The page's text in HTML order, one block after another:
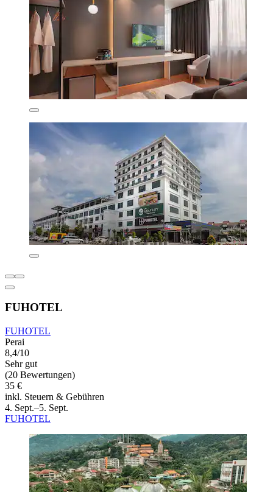
FUHOTEL
FUHOTEL
Perai
8,4/10
Sehr gut
(20 Bewertungen)
35 €
inkl. Steuern & Gebühren
4. Sept.–5. Sept.
FUHOTEL